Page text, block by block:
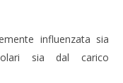
influenzata sia
sia dal carico